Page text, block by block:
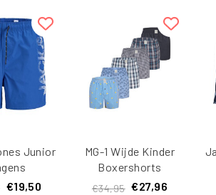
Junior
€19,50
MG-1 Wijde Kinder
Boxershorts
Jongens 6-Pack
€34,95 €27,96